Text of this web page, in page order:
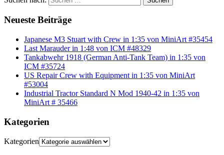
Neueste Beiträge
Japanese M3 Stuart with Crew in 1:35 von MiniArt #35454
Last Marauder in 1:48 von ICM #48329
Tankabwehr 1918 (German Anti-Tank Team) in 1:35 von
ICM #35724
US Repair Crew with Equipment in 1:35 von MiniArt
#53004
Industrial Tractor Standard N Mod 1940-42 in 1:35 von
MiniArt # 35466
Kategorien
Kategorien